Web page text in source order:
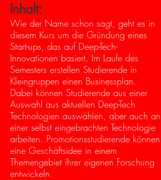
Inhalt:
Wie der Name schon sagt, geht es in
diesem Kurs um die Gründung eines
Start-ups, das auf Deep-Tech-
Innovationen basiert. Im Laufe des
Semesters erstellen Studierende in
Kleingruppen einen Businessplan.
Dabei können Studierende aus einer
Auswahl aus aktuellen Deep-Tech
Technologien auswählen, aber auch an
einer selbst eingebrachten Technologie
arbeiten. Promotionsstudierende können
eine Geschäftsidee in einem
Themengebiet ihrer eigenen Forschung
entwickeln.